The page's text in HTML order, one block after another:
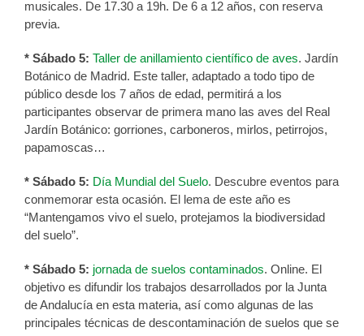
musicales. De 17.30 a 19h. De 6 a 12 años, con reserva
previa.
* Sábado 5: Taller de anillamiento científico de aves. Jardín
Botánico de Madrid. Este taller, adaptado a todo tipo de
público desde los 7 años de edad, permitirá a los
participantes observar de primera mano las aves del Real
Jardín Botánico: gorriones, carboneros, mirlos, petirrojos,
papamoscas…
* Sábado 5: Día Mundial del Suelo. Descubre eventos para
conmemorar esta ocasión. El lema de este año es
“Mantengamos vivo el suelo, protejamos la biodiversidad
del suelo”.
* Sábado 5: jornada de suelos contaminados. Online. El
objetivo es difundir los trabajos desarrollados por la Junta
de Andalucía en esta materia, así como algunas de las
principales técnicas de descontaminación de suelos que se